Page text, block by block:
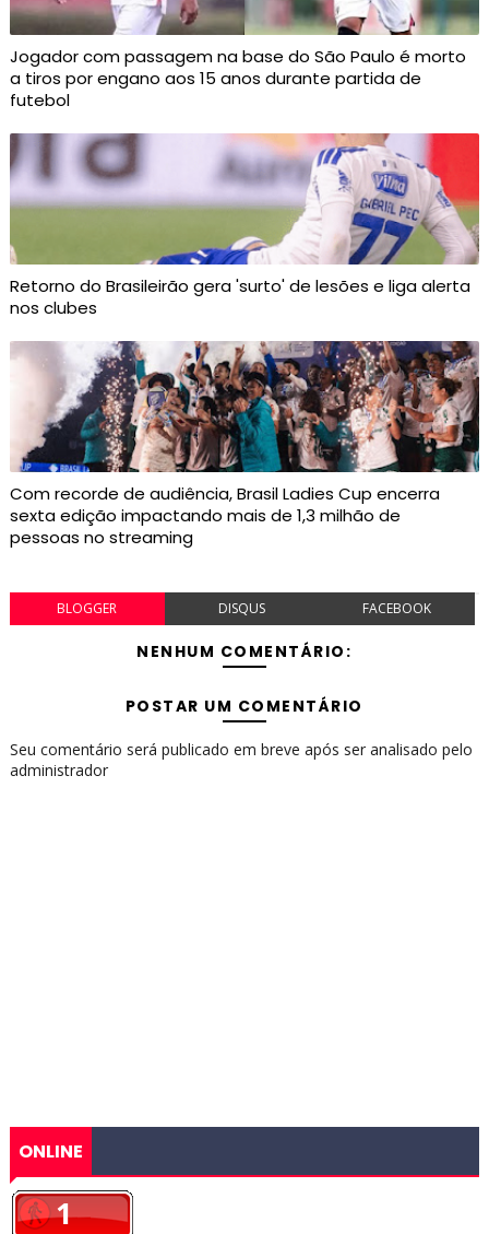
Jogador com passagem na base do São Paulo é morto
a tiros por engano aos 15 anos durante partida de
futebol
Retorno do Brasileirão gera 'surto' de lesões e liga alerta
nos clubes
Com recorde de audiência, Brasil Ladies Cup encerra
sexta edição impactando mais de 1,3 milhão de
pessoas no streaming
BLOGGER DISQUS FACEBOOK
NENHUM COMENTÁRIO:
POSTAR UM COMENTÁRIO
Seu comentário será publicado em breve após ser analisado pelo
administrador
ONLINE